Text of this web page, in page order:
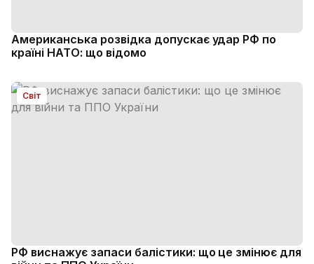
Американська розвідка допускає удар РФ по
країні НАТО: що відомо
Світ
РФ виснажує запаси балістики: що це змінює для